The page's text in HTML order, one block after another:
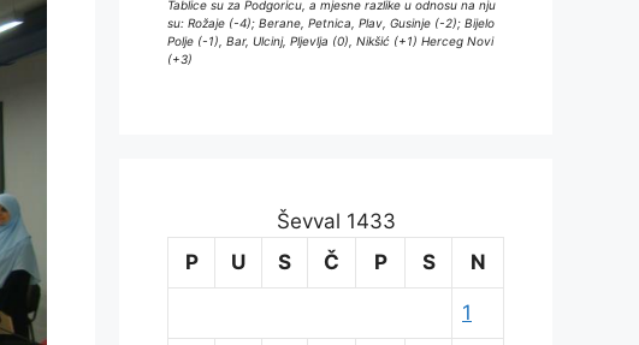
Tablice su za Podgoricu, a mjesne razlike u odnosu na nju
su: Rožaje (-4); Berane, Petnica, Plav, Gusinje (-2); Bijelo
Polje (-1), Bar, Ulcinj, Pljevlja (0), Nikšić (+1) Herceg Novi
(+3)
Ševval 1433
P
U S Č P S N
1